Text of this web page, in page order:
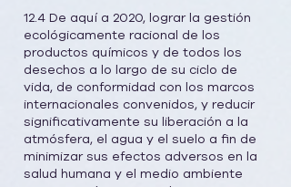
12.4 De aquí a 2020, lograr la gestión
ecológicamente racional de los
productos químicos y de todos los
desechos a lo largo de su ciclo de
vida, de conformidad con los marcos
internacionales convenidos, y reducir
significativamente su liberación a la
atmósfera, el agua y el suelo a fin de
minimizar sus efectos adversos en la
salud humana y el medio ambiente